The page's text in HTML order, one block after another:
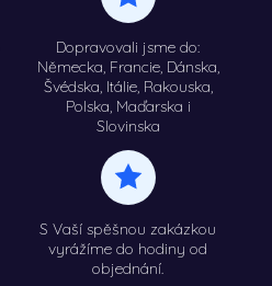
Dopravovali jsme do:
Německa, Francie, Dánska,
Švédska, Itálie, Rakouska,
Polska, Maďarska i
Slovinska
S Vaší spěšnou zakázkou
vyrážíme do hodiny od
objednání.